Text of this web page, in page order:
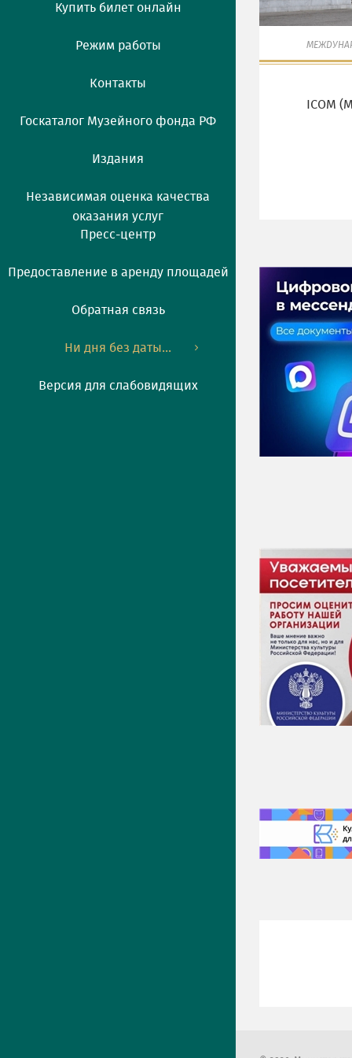
Купить билет онлайн
Режим работы
Контакты
Госкаталог Музейного фонда РФ
Издания
Независимая оценка качества
оказания услуг
Пресс-центр
Предоставление в аренду площадей
Обратная связь
Ни дня без даты...
Версия для слабовидящих
ICOM